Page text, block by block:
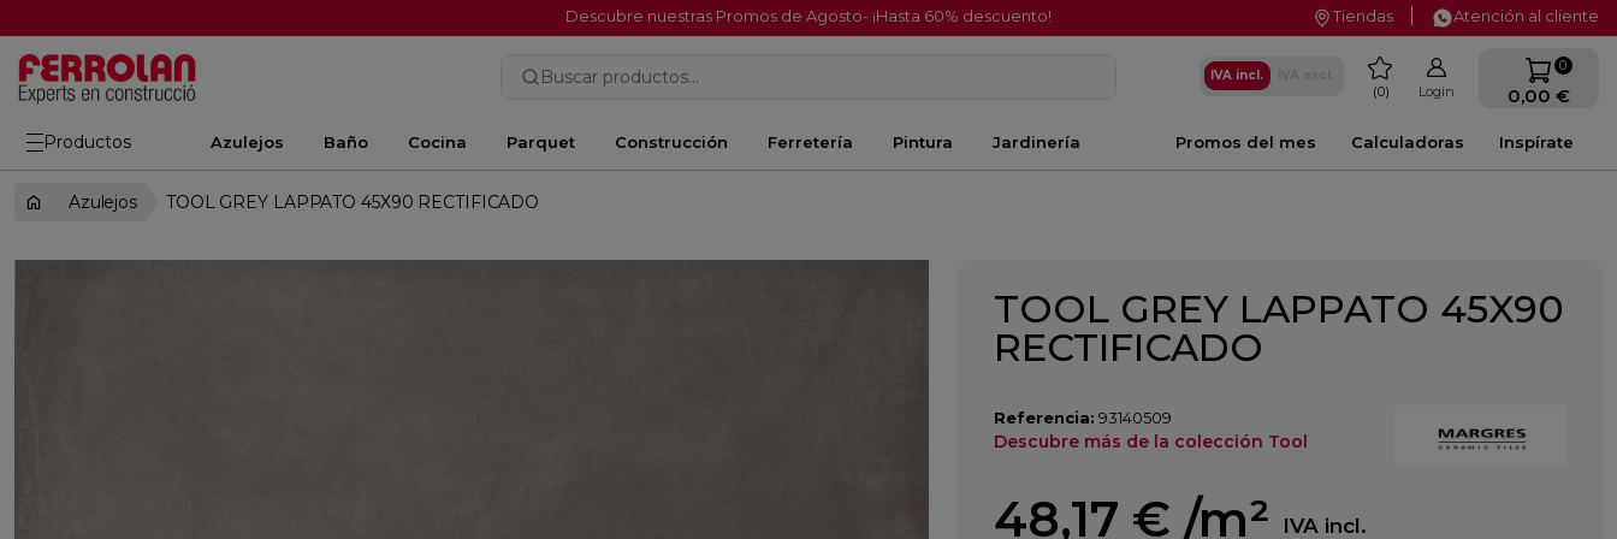
Descubre nuestras Promos de Agosto- ¡Hasta 60% descuento! Tiendas Atención al cliente
Buscar productos... IVA incl. favorite
0 Login
0
0,00 €
Productos Azulejos Baño Cocina Parquet Construcción Ferretería Pintura Jardinería Inspírate
Calculadoras
Promos del mes
Azulejos TOOL GREY LAPPATO 45X90 RECTIFICADO
TOOL GREY LAPPATO 45X90
RECTIFICADO
Referencia: 93140509
Descubre más de la colección Tool
48,17 € /m² IVA incl.